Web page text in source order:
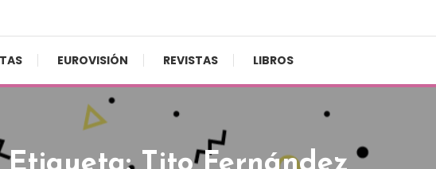
EUROVISIÓN REVISTAS LIBROS